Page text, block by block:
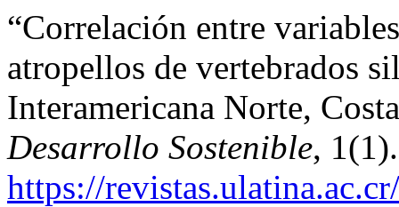
“Correlación entre
atropellos de vertebrados
Interamericana Norte,
Desarrollo Sostenible,
https://